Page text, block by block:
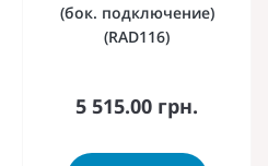
(бок. подключение)
(RAD116)
5 515.00 грн.